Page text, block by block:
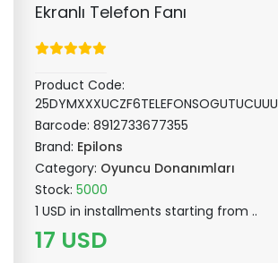
Ekranlı Telefon Fanı
Product Code:
25DYMXXXUCZF6TELEFONSOGUTUCUUU
Barcode: 8912733677355
Brand: Epilons
Category: Oyuncu Donanımları
Stock: 5000
1 USD in installments starting from ..
17 USD